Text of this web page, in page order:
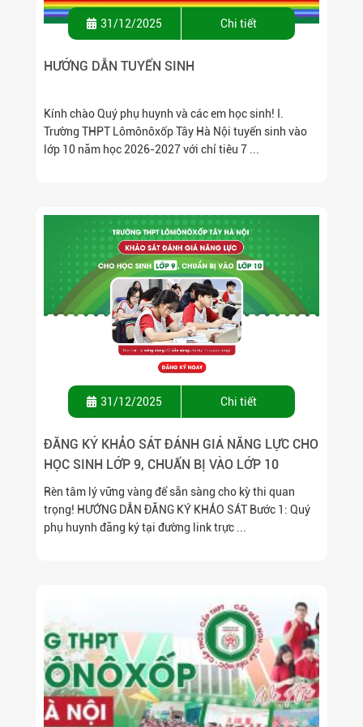
31/12/2025 Chi tiết
HƯỚNG DẪN TUYỂN SINH
Kính chào Quý phụ huynh và các em học sinh! I.
Trường THPT Lômônôxốp Tây Hà Nội tuyển sinh vào
lớp 10 năm học 2026-2027 với chỉ tiêu 7 ...
31/12/2025 Chi tiết
ĐĂNG KÝ KHẢO SÁT ĐÁNH GIÁ NĂNG LỰC CHO
HỌC SINH LỚP 9, CHUẨN BỊ VÀO LỚP 10
Rèn tâm lý vững vàng để sẵn sàng cho kỳ thi quan
trọng! HƯỚNG DẪN ĐĂNG KÝ KHẢO SÁT Bước 1: Quý
phụ huynh đăng ký tại đường link trực ...